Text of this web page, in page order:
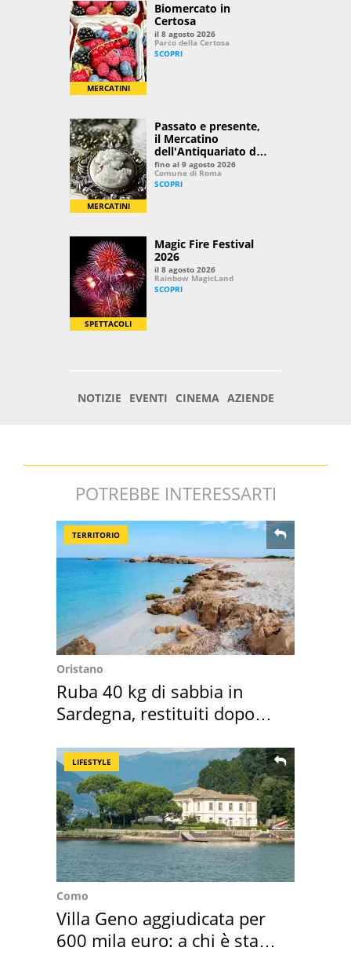
POTREBBE INTERESSARTI
TERRITORIO
Oristano
Ruba 40 kg di sabbia in
Sardegna, restituiti dopo
LIFESTYLE
Como
Villa Geno aggiudicata per
600 mila euro: a chi è stata